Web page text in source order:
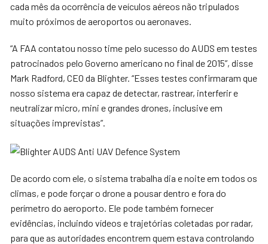
cada mês da ocorrência de veículos aéreos não tripulados
muito próximos de aeroportos ou aeronaves.
“A FAA contatou nosso time pelo sucesso do AUDS em testes
patrocinados pelo Governo americano no final de 2015”, disse
Mark Radford, CEO da Blighter. “Esses testes confirmaram que
nosso sistema era capaz de detectar, rastrear, interferir e
neutralizar micro, mini e grandes drones, inclusive em
situações imprevistas”.
De acordo com ele, o sistema trabalha dia e noite em todos os
climas, e pode forçar o drone a pousar dentro e fora do
perímetro do aeroporto. Ele pode também fornecer
evidências, incluindo vídeos e trajetórias coletadas por radar,
para que as autoridades encontrem quem estava controlando